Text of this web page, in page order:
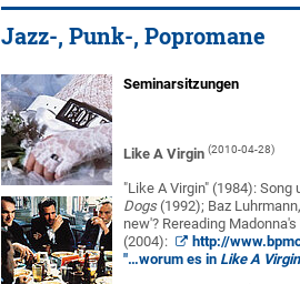
Jazz-, Punk-, Popromane
Seminarsitzungen
Like A Virgin(2010-04-28)
"Like A Virgin" (1984):
Dogs(1992); Baz Luhrmann,
new'? Rereading
(2004):
http://
"…worum es in Like A Virgin